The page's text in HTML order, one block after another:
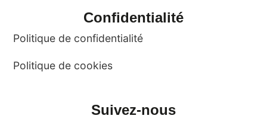
Confidentialité
Politique de confidentialité
Politique de cookies
Suivez-nous